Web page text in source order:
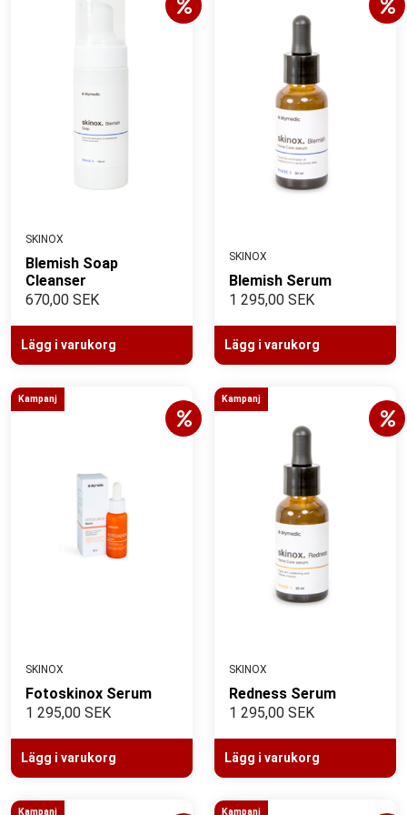
- Avancerad naturlig hudvård med synliga resultat
SKINOX
Blemish Soap
Cleanser
670,00 SEK
Lägg i varukorg
SKINOX
Blemish Serum
1 295,00 SEK
Lägg i varukorg
Kampanj
SKINOX
Fotoskinox Serum
1 295,00 SEK
Lägg i varukorg
Kampanj
SKINOX
Redness Serum
1 295,00 SEK
Lägg i varukorg
Kampanj Kampanj